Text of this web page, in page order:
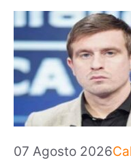
07 Agosto 2026